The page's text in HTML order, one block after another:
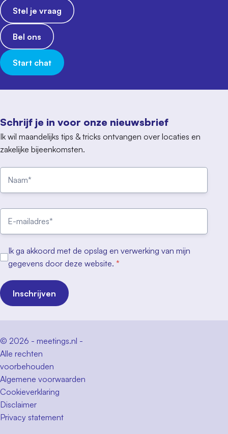
Schrijf je in voor onze nieuwsbrief
Ik wil maandelijks tips & tricks ontvangen over locaties en
zakelijke bijeenkomsten.
Ik ga akkoord met de opslag en verwerking van mijn
gegevens door deze website. *
Inschrijven
Stel je vraag
Bel ons
Start chat
© 2026 - meetings.nl -
Alle rechten
voorbehouden
Algemene voorwaarden
Cookieverklaring
Disclaimer
Privacy statement